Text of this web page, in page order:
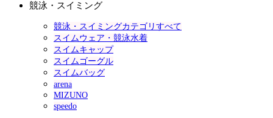
競泳・スイミング
競泳・スイミングカテゴリすべて
スイムウェア・競泳水着
スイムキャップ
スイムゴーグル
スイムバッグ
arena
MIZUNO
speedo